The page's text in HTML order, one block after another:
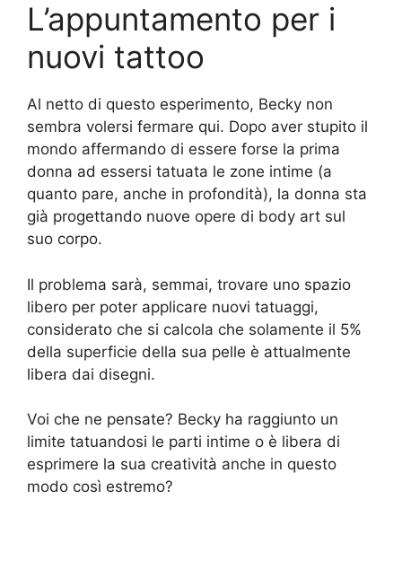
L’appuntamento per i
nuovi tattoo
Al netto di questo esperimento, Becky non
sembra volersi fermare qui. Dopo aver stupito il
mondo affermando di essere forse la prima
donna ad essersi tatuata le zone intime (a
quanto pare, anche in profondità), la donna sta
già progettando nuove opere di body art sul
suo corpo.
Il problema sarà, semmai, trovare uno spazio
libero per poter applicare nuovi tatuaggi,
considerato che si calcola che solamente il 5%
della superficie della sua pelle è attualmente
libera dai disegni.
Voi che ne pensate? Becky ha raggiunto un
limite tatuandosi le parti intime o è libera di
esprimere la sua creatività anche in questo
modo così estremo?